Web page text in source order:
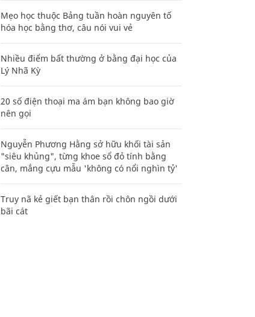
Mẹo học thuộc Bảng tuần hoàn nguyên tố
hóa học bằng thơ, câu nói vui vẻ
Nhiều điểm bất thường ở bằng đại học của
Lý Nhã Kỳ
20 số điện thoại ma ám bạn không bao giờ
nên gọi
Nguyễn Phương Hằng sở hữu khối tài sản
"siêu khủng", từng khoe sổ đỏ tính bằng
cân, mắng cựu mẫu 'không có nổi nghìn tỷ'
Truy nã kẻ giết bạn thân rồi chôn ngồi dưới
bãi cát